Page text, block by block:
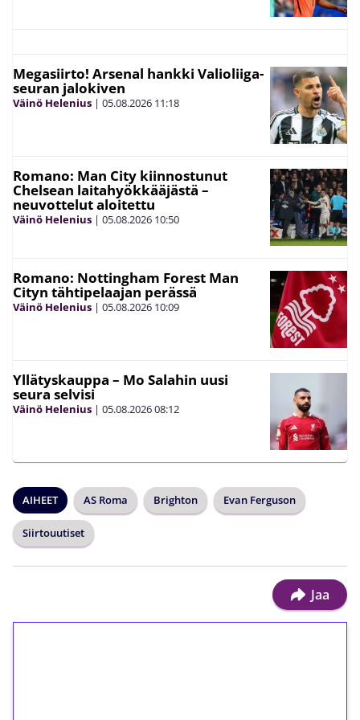
Megasiirto! Arsenal hankki Valioliiga-
seuran jalokiven
Väinö Helenius | 05.08.2026 11:18
Romano: Man City kiinnostunut
Chelsean laitahyökkääjästä –
neuvottelut aloitettu
Väinö Helenius | 05.08.2026 10:50
Romano: Nottingham Forest Man
Cityn tähtipelaajan perässä
Väinö Helenius | 05.08.2026 10:09
Yllätyskauppa – Mo Salahin uusi
seura selvisi
Väinö Helenius | 05.08.202608:12
AIHEET AS Roma Brighton Evan Ferguson
Siirtouutiset
Jaa